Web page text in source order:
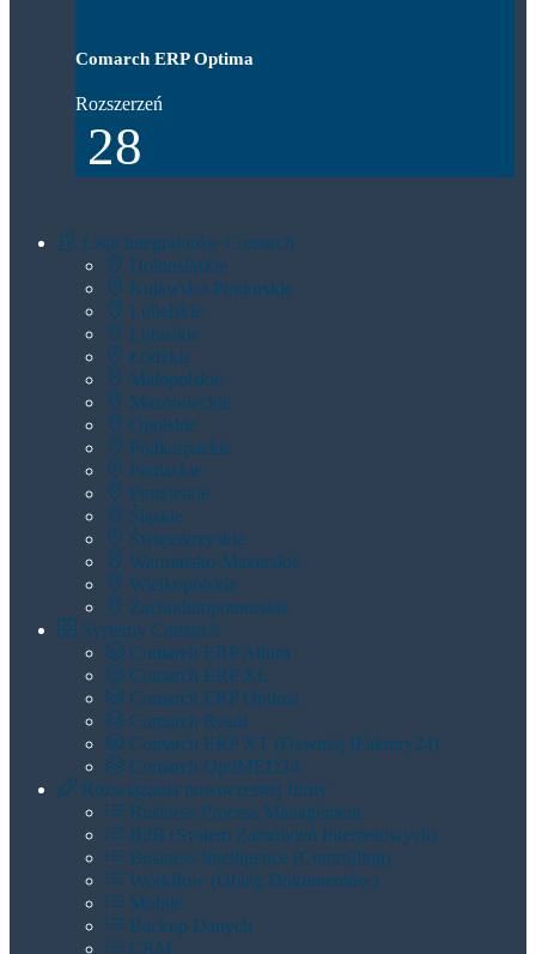
Comarch ERP Optima
Rozszerzeń
28
Lista Integratorów Comarch
Dolnośląskie
Kujawsko-Pomorskie
Lubelskie
Lubuskie
Łódzkie
Małopolskie
Mazowieckie
Opolskie
Podkarpackie
Podlaskie
Pomorskie
Śląskie
Świętokrzyskie
Warmińsko-Mazurskie
Wielkopolskie
Zachodniopomorskie
Systemy Comarch
Comarch ERP Altum
Comarch ERP XL
Comarch ERP Optima
Comarch Retail
Comarch ERP XT (dawniej IFaktury24)
Comarch OptiMED24
Rozwiązania nowoczesnej firmy
Business Process Management
B2B (System Zamówień Internetowych)
Business Intelligence (Controlling)
Workflow (Obieg Dokumentów)
Mobile
Backup Danych
CRM